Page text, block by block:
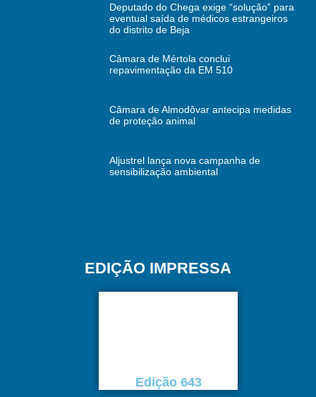
Deputado do Chega exige “solução” para
eventual saída de médicos estrangeiros
do distrito de Beja
Câmara de Mértola conclui
repavimentação da EM 510
Câmara de Almodôvar antecipa medidas
de proteção animal
Aljustrel lança nova campanha de
sensibilização ambiental
EDIÇÃO IMPRESSA
Edição 643